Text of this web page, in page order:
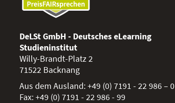
DeLSt GmbH - Deutsches eLearning
Studieninstitut
Willy-Brandt-Platz 2
71522 Backnang
Aus dem Ausland:+49 (0) 7191 - 22 986 – 0
Fax:+49 (0) 7191 - 22 986 - 99